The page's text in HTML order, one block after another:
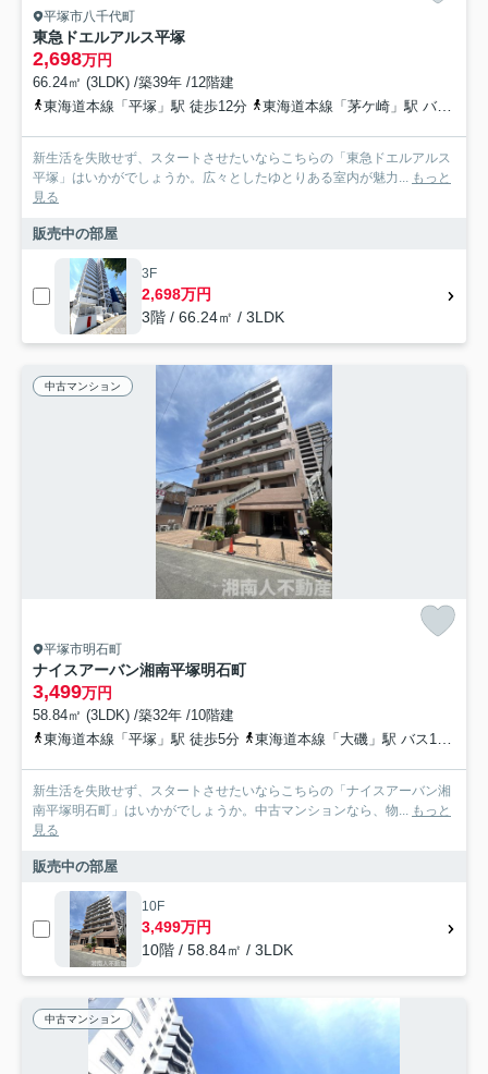
平塚市八千代町
東急ドエルアルス平塚
2,698万円
66.24㎡ (3LDK) /築39年 /12階建
東海道本線「平塚」駅 徒歩12分
東海道本線「茅ケ崎」駅 バス16分 神奈川中央交通「蔵屋敷（神奈川県）」 停歩4分
新生活を失敗せず、スタートさせたいならこちらの「東急ドエルアルス
平塚」はいかがでしょうか。広々としたゆとりある室内が魅力... もっと
見る
販売中の部屋
3F
2,698万円
3階 / 66.24㎡ / 3LDK
中古マンション
平塚市明石町
ナイスアーバン湘南平塚明石町
3,499万円
58.84㎡ (3LDK) /築32年 /10階建
東海道本線「平塚」駅 徒歩5分
東海道本線「大磯」駅 バス16分 神奈川中央交通「銀座通り（平塚市）」 停歩4分
新生活を失敗せず、スタートさせたいならこちらの「ナイスアーバン湘
南平塚明石町」はいかがでしょうか。中古マンションなら、物... もっと
見る
販売中の部屋
10F
3,499万円
10階 / 58.84㎡ / 3LDK
中古マンション